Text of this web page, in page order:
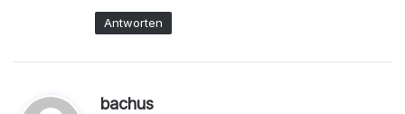
Antworten
bachus